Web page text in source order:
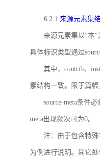
6.2.1 来源元素集
来源元素集以“本
具体标识类型通过
其中，contrib、
素结构一致。限于篇
source-meta条件
meta出现频次可为0。
注：由于包含特殊
为例进行说明。其它